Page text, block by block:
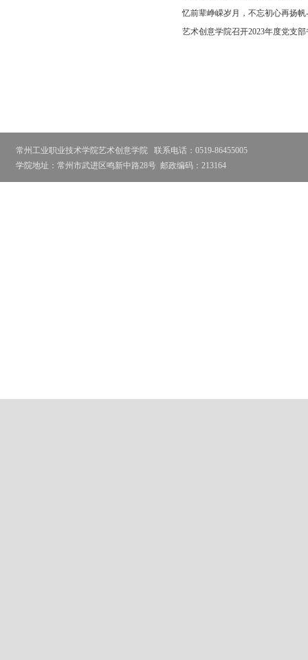
忆前辈峥嵘岁月，不忘初心再扬
艺术创意学院召开2023年度党支
常州工业职业技术学院艺术创意学院
联系电话：0519-86455005
学院地址：常州市武进区鸣新中路28号 邮政编码：213164